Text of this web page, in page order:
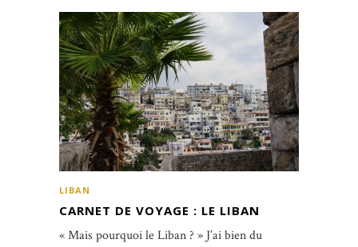
LIBAN
CARNET DE VOYAGE : LE LIBAN
« Mais pourquoi le Liban ? » J’ai bien du